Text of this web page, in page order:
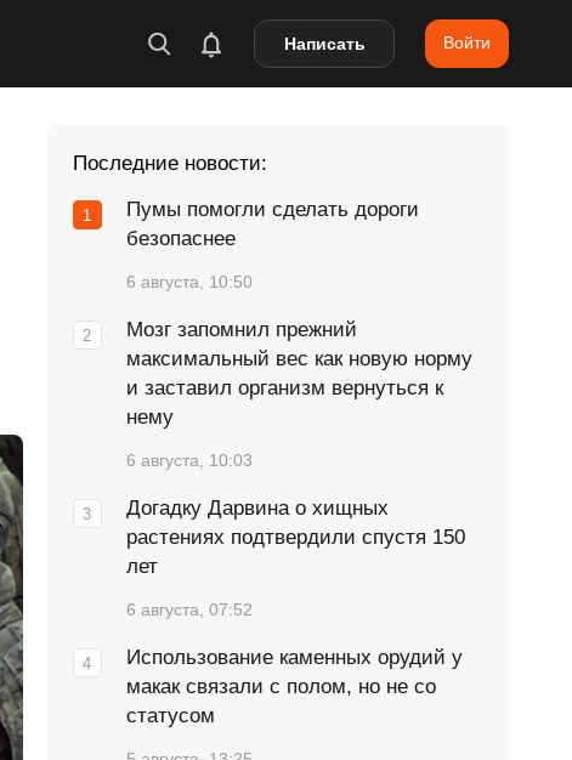
Написать Войти
Последние новости:
Пумы помогли сделать дороги
безопаснее
6 августа, 10:50
Мозг запомнил прежний
максимальный вес как новую норму
и заставил организм вернуться к
нему
6 августа, 10:03
Догадку Дарвина о хищных
растениях подтвердили спустя 150
лет
6 августа, 07:52
Использование каменных орудий у
макак связали с полом, но не со
статусом